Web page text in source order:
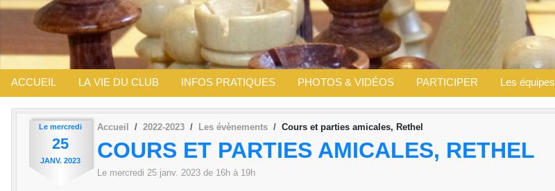
ACCUEIL LA VIE DU CLUB INFOS PRATIQUES PHOTOS & VIDÉOS PARTICIPER Les équipes
Le mercredi
25
JANV. 2023
Accueil 2022-2023 Les évènements Cours et parties amicales, Rethel
COURS ET PARTIES AMICALES, RETHEL
Le mercredi 25 janv. 2023 de 16h à 19h